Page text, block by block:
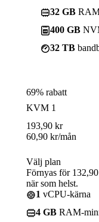
32 GB
400 GB
32 TB
69% rabatt
KVM 1
193,90 kr
60,90 kr/mån
Välj plan
Förnyas för
när som helst.
1 vCPU-kärna
4 GB RAM-